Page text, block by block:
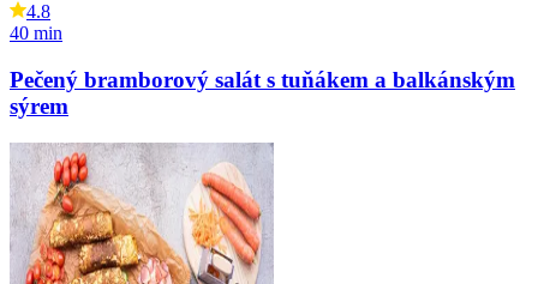
4.8
40 min
Pečený bramborový salát s tuňákem a balkánským
sýrem